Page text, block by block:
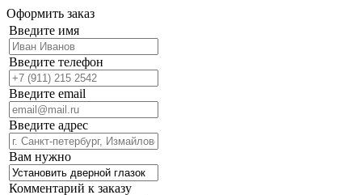
Оформить заказ
Введите имя
Введите телефон
Введите email
Введите адрес
Вам нужно
Комментарий к заказу